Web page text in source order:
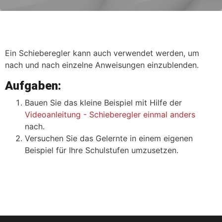
Ein Schieberegler kann auch verwendet werden, um
nach und nach einzelne Anweisungen einzublenden.
Aufgaben:
Bauen Sie das kleine Beispiel mit Hilfe der
Videoanleitung - Schieberegler einmal anders
nach.
Versuchen Sie das Gelernte in einem eigenen
Beispiel für Ihre Schulstufen umzusetzen.